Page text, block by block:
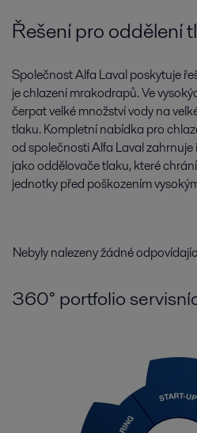
Řešení pro oddělení
Společnost Alfa Laval poskytuje
je chlazení mrakodrapů. Ve
čerpat velké množství vody na
tlaku. Kompletní nabídka pro
od společnosti Alfa Laval
jako oddělovače tlaku, které
jednotky před poškozením
Nebyly nalezeny žádné
360° portfolio